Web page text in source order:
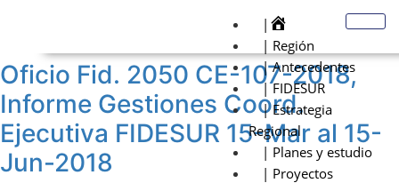
|
| Región
| Antecedentes
| FIDESUR
| Estrategia
Regional
| Planes y estudio
| Proyectos
Oficio Fid. 2050 CE-107-2018,
Informe Gestiones Coord.
Ejecutiva FIDESUR 15-Mar al 15-
Jun-2018